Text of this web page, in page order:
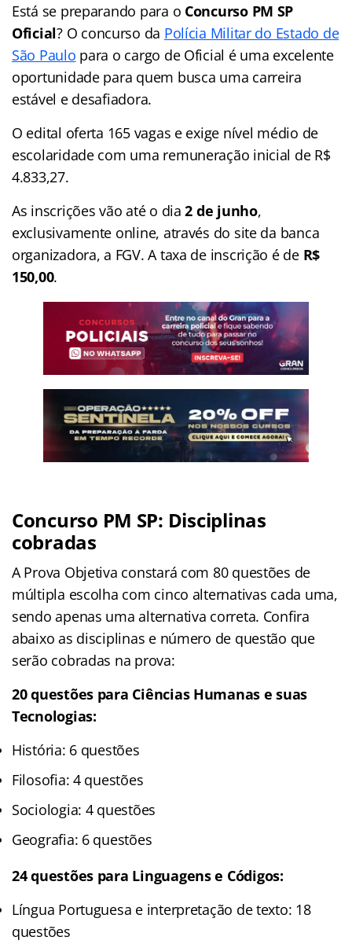
Está se preparando para o Concurso PM SP
Oficial? O concurso da Polícia Militar do Estado de
São Paulo para o cargo de Oficial é uma excelente
oportunidade para quem busca uma carreira
estável e desafiadora.
O edital oferta 165 vagas e exige nível médio de
escolaridade com uma remuneração inicial de R$
4.833,27.
As inscrições vão até o dia2 de junho,
exclusivamente online, através do site da banca
organizadora, a FGV. A taxa de inscrição é de R$
150,00.
Concurso PM SP: Disciplinas
cobradas
A Prova Objetiva constará com 80 questões de
múltipla escolha com cinco alternativas cada uma,
sendo apenas uma alternativa correta. Confira
abaixo as disciplinas e número de questão que
serão cobradas na prova:
20 questões para Ciências Humanas e suas
Tecnologias:
História: 6 questões
Filosofia: 4 questões
Sociologia: 4 questões
Geografia: 6 questões
24 questões para Linguagens e Códigos:
Língua Portuguesa e interpretação de texto: 18
questões